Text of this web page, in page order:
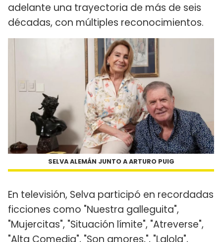
adelante una trayectoria de más de seis
décadas, con múltiples reconocimientos.
SELVA ALEMÁN JUNTO A ARTURO PUIG
En televisión, Selva participó en recordadas
ficciones como "Nuestra galleguita",
"Mujercitas", "Situación límite", "Atreverse",
"Alta Comedia", "Son amores,", "Lalola",